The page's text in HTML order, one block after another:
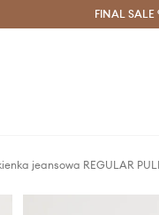
Oszczędzaj z Answear
FINAL SALE
jeansowa REGULAR